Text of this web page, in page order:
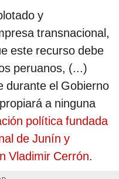
y
transnacional,
este recurso debe
peruanos, (...)
durante el Gobierno
a ninguna
política fundada
de Junín y
Vladimir Cerrón.